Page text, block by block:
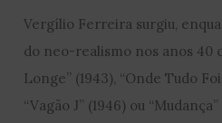
Vergílio Ferreira surgiu,
do neo-realismo nos anos 40
Longe” (1943), “Onde Tudo
“Vagão J” (1946) ou “Mudança”